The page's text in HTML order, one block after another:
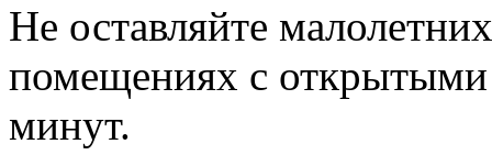
Не оставляйте
помещениях с
минут.